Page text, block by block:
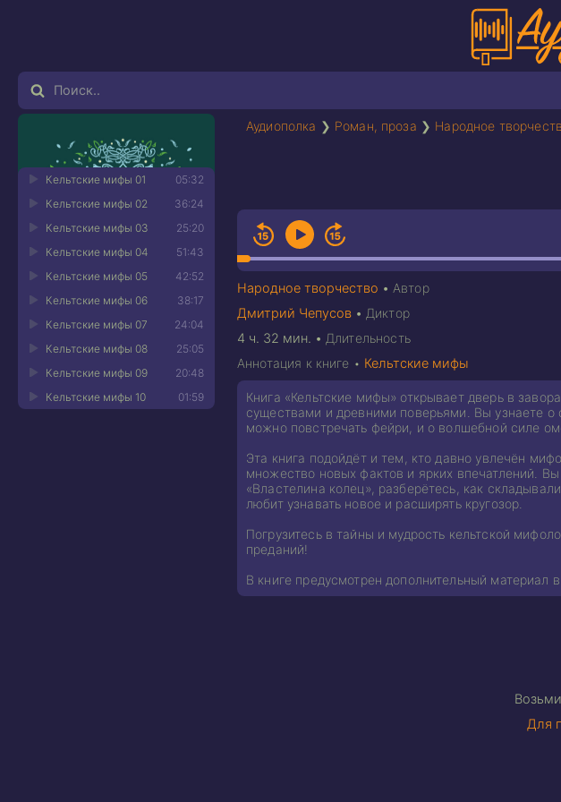
Аудиополка ❯ Роман, проза ❯ Народное
Народное творчество • Автор
Дмитрий Чепусов • Диктор
4 ч. 32 мин. • Длительность
05:32
Кельтские мифы 01
36:24
Кельтские мифы 02
25:20
Кельтские мифы 03
51:43
Кельтские мифы 04
42:52
Кельтские мифы 05
38:17
Кельтские мифы 06
24:04
Кельтские мифы 07
25:05
Кельтские мифы 08
20:48
Кельтские мифы 09
01:59
Кельтские мифы 10
Аннотация к книге • Кельтские мифы
Книга «Кельтские мифы» открывает дверь в
существами и древними поверьями. Вы узнаете о
можно повстречать фейри, и о волшебной силе
Эта книга подойдёт и тем, кто давно увлечён
множество новых фактов и ярких впечатлений.
«Властелина колец», разберётесь, как
любит узнавать новое и расширять кругозор.
Погрузитесь в тайны и мудрость кельтской
преданий!
В книге предусмотрен дополнительный материал
Для